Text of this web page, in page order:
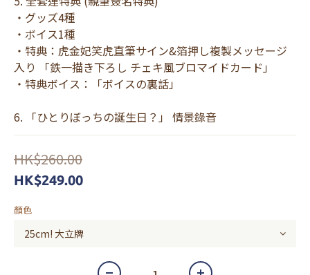
・グッズ4種
・ボイス1種
・特典：虎金妃笑虎直筆サイン&箔押し複製メッセージ
入り 「鉄一描き下ろし チェキ風ブロマイドカード」
・特典ボイス：「ボイスの裏話」
6. 「ひとりぼっちの誕生日？」 情景錄音
HK$260.00
HK$249.00
顏色